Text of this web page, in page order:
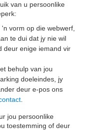
van u persoonlike
vorm op die webwerf,
te dui dat jy nie wil
deur enige iemand vir
behulp van jou
doeleindes, jy
deur e-pos ons
jou persoonlike
toestemming of deur